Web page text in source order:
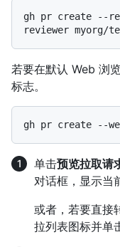
gh pr create --
若要在默认 Web 浏
标志。
单击预览拉取请
对话框，显示当
或者，若要直接
拉列表图标并单